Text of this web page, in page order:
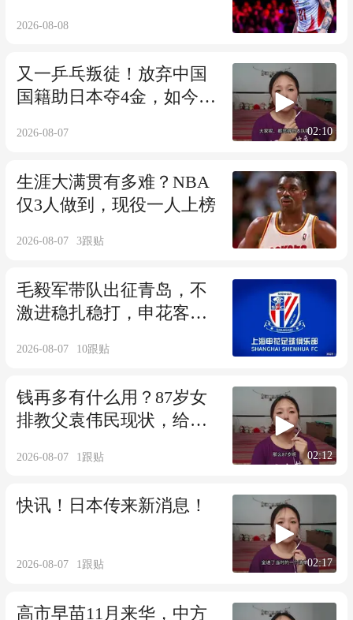
2026-08-08
又一乒乓叛徒！放弃中国
国籍助日本夺4金，如今放
2026-08-07 02:10
生涯大满贯有多难？NBA
仅3人做到，现役一人上榜
2026-08-07 3跟贴
毛毅军带队出征青岛，不
激进稳扎稳打，申花客战
2026-08-07 10跟贴
钱再多有什么用？87岁女
排教父袁伟民现状，给中
2026-08-07 1跟贴 02:12
快讯！日本传来新消息！
2026-08-07 1跟贴 02:17
高市早苗11月来华，中方